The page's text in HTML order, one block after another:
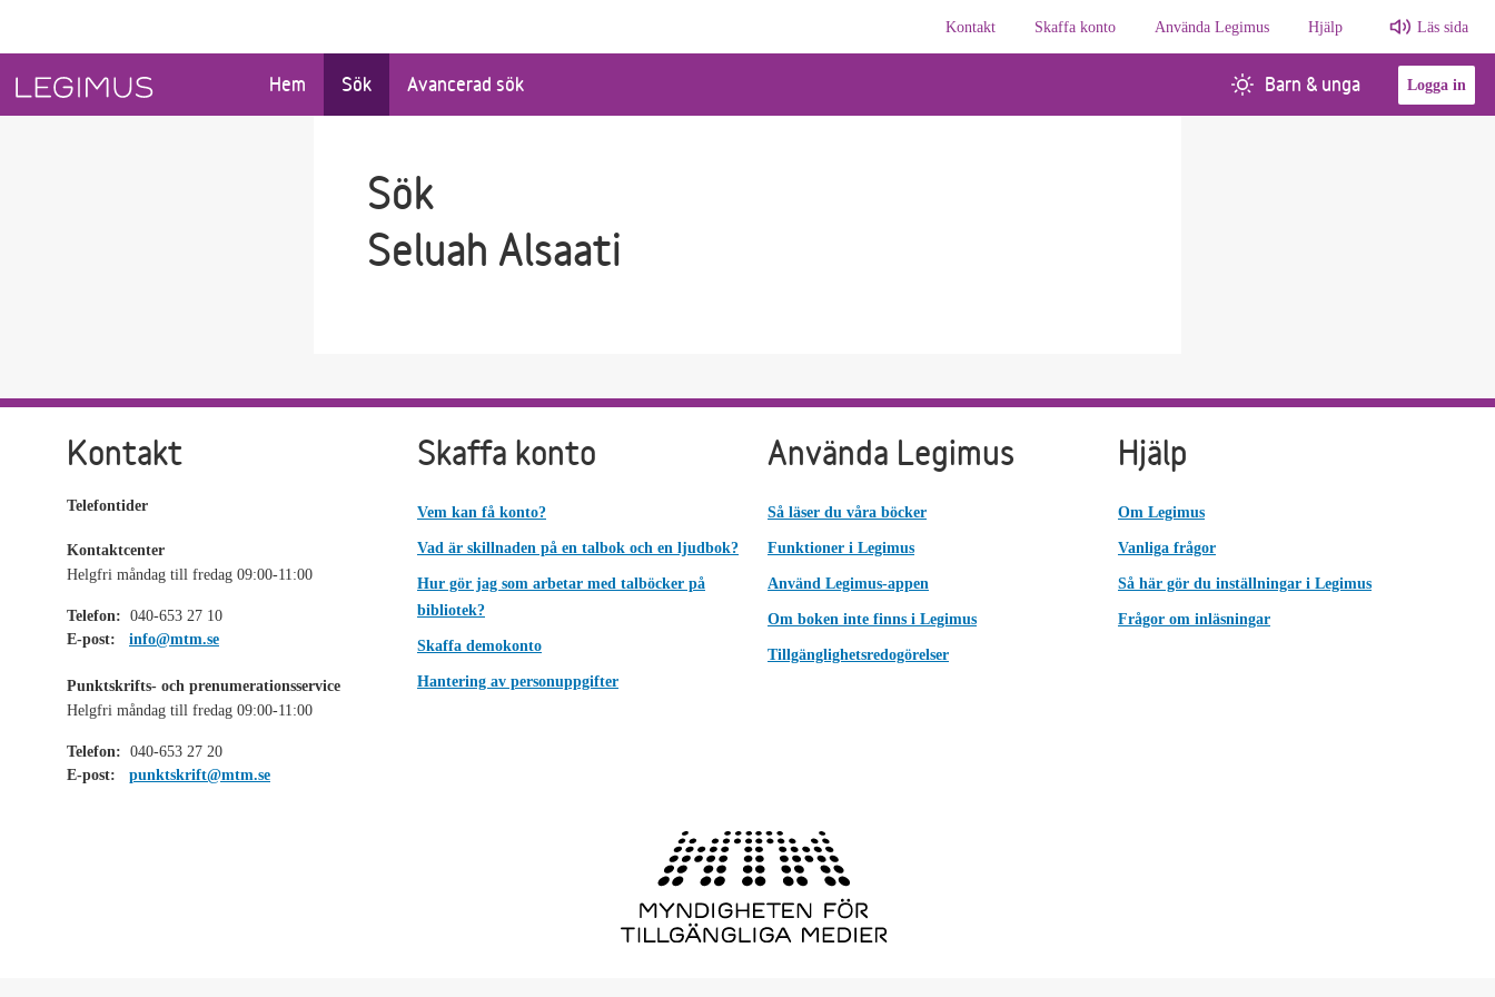
Kontakt
Skaffa konto Använda Legimus Hjälp Läs sida
Hem Sök Avancerad sök Barn & unga Logga in
Sök
Seluah Alsaati
Kontakt
Telefontider
Kontaktcenter
Helgfri måndag till fredag 09:00-11:00
Telefon: 040-653 27 10
E-post:
info@mtm.se
Punktskrifts- och prenumerationsservice
Helgfri måndag till fredag 09:00-11:00
Telefon: 040-653 27 20
E-post:
punktskrift@mtm.se
Skaffa konto
Vem kan få konto?
Vad är skillnaden på en talbok och en ljudbok?
Hur gör jag som arbetar med talböcker på
bibliotek?
Skaffa demokonto
Hantering av personuppgifter
Använda Legimus
Så läser du våra böcker
Funktioner i Legimus
Använd Legimus-appen
Om boken inte finns i Legimus
Tillgänglighetsredogörelser
Hjälp
Om Legimus
Vanliga frågor
Så här gör du inställningar i Legimus
Frågor om inläsningar